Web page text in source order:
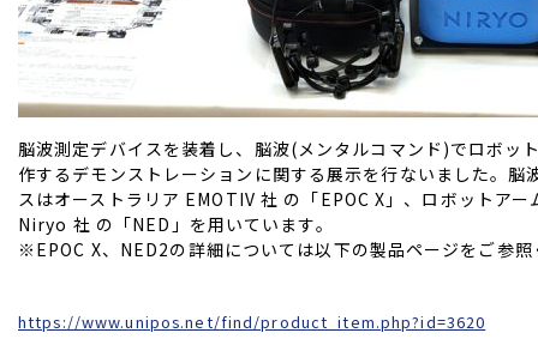
脳波測定デバイスを装着し、脳波(メンタルコマンド)でロボッ
作するデモンストレーションに関する展示を行ないました。脳
スはオーストラリア EMOTIV 社 の「EPOC X」、ロボットアー
Niryo 社 の「NED」を用いています。
※EPOC X、NED2の詳細については以下の製品ページをご参
https://www.unipos.net/find/product_item.php?id=3620